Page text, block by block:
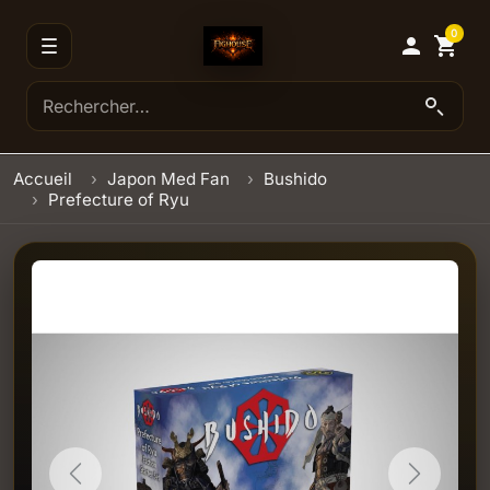
 shopping_cart
0
Accueil Japon Med Fan
Bushido
Prefecture of Ryu
Previous Next